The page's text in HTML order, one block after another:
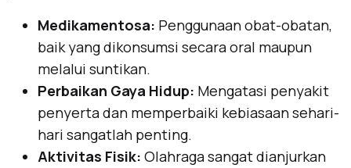
Medikamentosa: Penggunaan obat-obatan,
baik yang dikonsumsi secara oral maupun
melalui suntikan.
Perbaikan Gaya Hidup: Mengatasi penyakit
penyerta dan memperbaiki kebiasaan sehari-
hari sangatlah penting.
Aktivitas Fisik: Olahraga sangat dianjurkan